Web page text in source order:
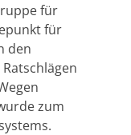
für
für
den
zum